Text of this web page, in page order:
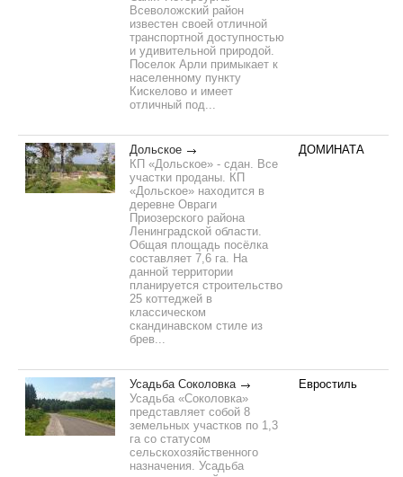
Всеволожский район
известен своей отличной
транспортной доступностью
и удивительной природой.
Поселок Арли примыкает к
населенному пункту
Кискелово и имеет
отличный под...
Дольское
КП «Дольское» - сдан. Все
участки проданы. КП
«Дольское» находится в
деревне Овраги
Приозерского района
Ленинградской области.
Общая площадь посёлка
составляет 7,6 га. На
данной территории
планируется строительство
25 коттеджей в
классическом
скандинавском стиле из
брев...
ДОМИНАТА
Усадьба Соколовка
Усадьба «Соколовка»
представляет собой 8
земельных участков по 1,3
га со статусом
сельскохозяйственного
назначения. Усадьба
Евростиль